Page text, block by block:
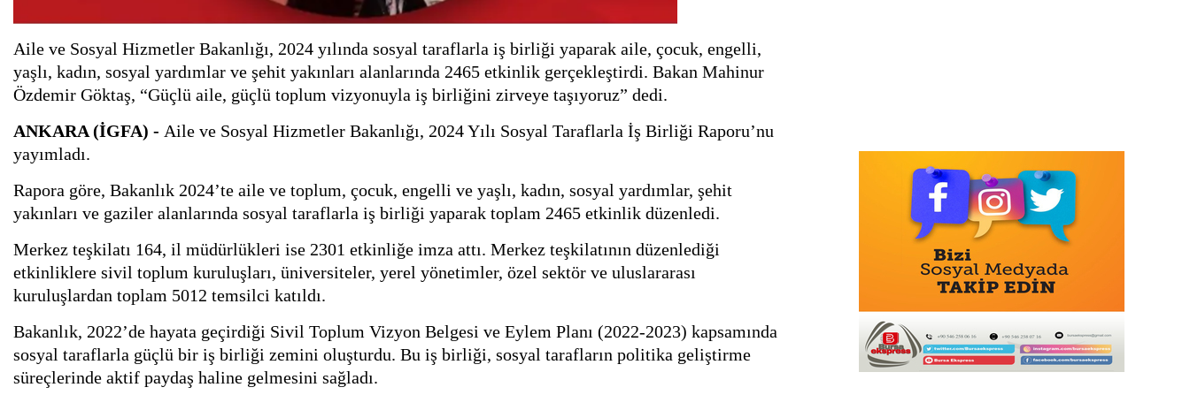
Aile ve Sosyal Hizmetler Bakanlığı, 2024 yılında sosyal taraflarla iş birliği yaparak aile, çocuk, engelli,
yaşlı, kadın, sosyal yardımlar ve şehit yakınları alanlarında 2465 etkinlik gerçekleştirdi. Bakan Mahinur
Özdemir Göktaş, “Güçlü aile, güçlü toplum vizyonuyla iş birliğini zirveye taşıyoruz” dedi.
ANKARA (İGFA) - Aile ve Sosyal Hizmetler Bakanlığı, 2024 Yılı Sosyal Taraflarla İş Birliği Raporu’nu
yayımladı.
Rapora göre, Bakanlık 2024’te aile ve toplum, çocuk, engelli ve yaşlı, kadın, sosyal yardımlar, şehit
yakınları ve gaziler alanlarında sosyal taraflarla iş birliği yaparak toplam 2465 etkinlik düzenledi.
Merkez teşkilatı 164, il müdürlükleri ise 2301 etkinliğe imza attı. Merkez teşkilatının düzenlediği
etkinliklere sivil toplum kuruluşları, üniversiteler, yerel yönetimler, özel sektör ve uluslararası
kuruluşlardan toplam 5012 temsilci katıldı.
Bakanlık, 2022’de hayata geçirdiği Sivil Toplum Vizyon Belgesi ve Eylem Planı (2022-2023) kapsamında
sosyal taraflarla güçlü bir iş birliği zemini oluşturdu. Bu iş birliği, sosyal tarafların politika geliştirme
süreçlerinde aktif paydaş haline gelmesini sağladı.